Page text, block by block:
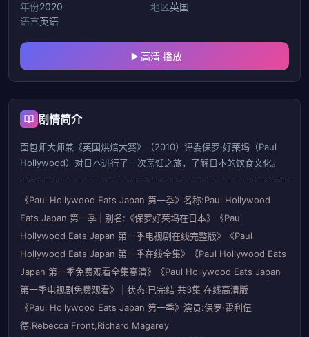
年份2020 地区英国
语言英语
高清 播放
剧情简介
面包师大师兼《英国烘焙大赛》（2010）评委保罗·好莱坞（Paul
Hollywood）对日本进行了一次烹饪之旅，了解日本的饮食文化。
《Paul Hollywood Eats Japan 第一季》名称:Paul Hollywood
Eats Japan 第一季 | 别名:《保罗好莱坞在日本》《Paul
Hollywood Eats Japan 第一季电视剧在线完整版》《Paul
Hollywood Eats Japan 第一季在线全集》《Paul Hollywood Eats
Japan 第一季免费观看全集高清》《Paul Hollywood Eats Japan
第一季电视剧免费观看》 | 状态:已完结 共3集 在线高清版
《Paul Hollywood Eats Japan 第一季》演员:保罗·霍利伍
德,Rebecca Front,Richard Magarey